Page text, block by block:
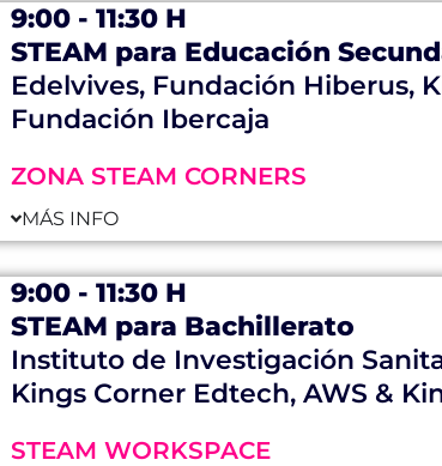
9:00 - 11:30 H
STEAM para Educación
Edelvives, Fundación Hiberus,
Fundación Ibercaja
ZONA STEAM CORNERS
MÁS INFO
9:00 - 11:30 H
STEAM para Bachillerato
Instituto de Investigación
Kings Corner Edtech, AWS &
STEAM WORKSPACE